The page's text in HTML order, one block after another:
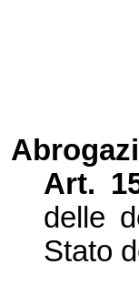
Art.
delle
Stato